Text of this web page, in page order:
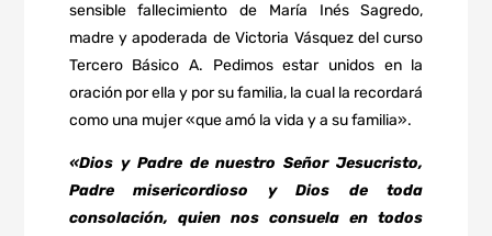
sensible fallecimiento de María Inés Sagredo,
madre y apoderada de Victoria Vásquez del curso
Tercero Básico A. Pedimos estar unidos en la
oración por ella y por su familia, la cual la recordará
como una mujer «que amó la vida y a su familia».
«Dios y Padre de nuestro Señor Jesucristo,
Padre misericordioso y Dios de toda
consolación, quien nos consuela en todos